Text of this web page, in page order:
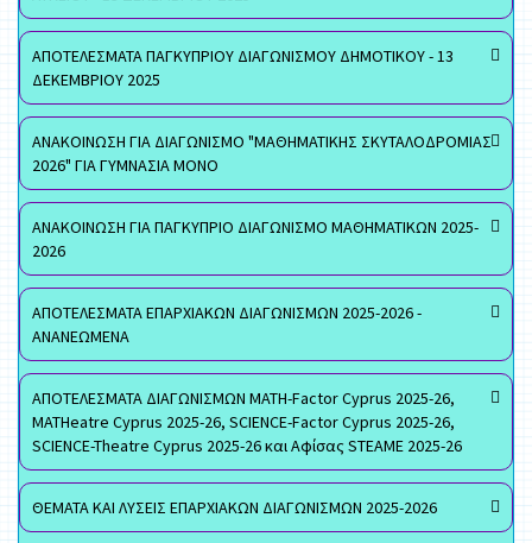
ΑΠΟΤΕΛΕΣΜΑΤΑ ΠΑΓΚΥΠΡΙΟΥ ΔΙΑΓΩΝΙΣΜΟΥ ΔΗΜΟΤΙΚΟΥ - 13
ΔΕΚΕΜΒΡΙΟΥ 2025
ΑΝΑΚΟΙΝΩΣΗ ΓΙΑ ΔΙΑΓΩΝΙΣΜΟ "ΜΑΘΗΜΑΤΙΚΗΣ ΣΚΥΤΑΛΟΔΡΟΜΙΑΣ
2026" ΓΙΑ ΓΥΜΝΑΣΙΑ ΜΟΝΟ
ΑΝΑΚΟΙΝΩΣΗ ΓΙΑ ΠΑΓΚΥΠΡΙΟ ΔΙΑΓΩΝΙΣΜΟ ΜΑΘΗΜΑΤΙΚΩΝ 2025-
2026
ΑΠΟΤΕΛΕΣΜΑΤΑ ΕΠΑΡΧΙΑΚΩΝ ΔΙΑΓΩΝΙΣΜΩΝ 2025-2026 -
ΑΝΑΝΕΩΜΕΝΑ
ΑΠΟΤΕΛΕΣΜΑΤΑ ΔΙΑΓΩΝΙΣΜΩΝ MATH-Factor Cyprus 2025-26,
MATHeatre Cyprus 2025-26, SCIENCE-Factor Cyprus 2025-26,
SCIENCE-Theatre Cyprus 2025-26 και Αφίσας STEAME 2025-26
ΘΕΜΑΤΑ ΚΑΙ ΛΥΣΕΙΣ ΕΠΑΡΧΙΑΚΩΝ ΔΙΑΓΩΝΙΣΜΩΝ 2025-2026